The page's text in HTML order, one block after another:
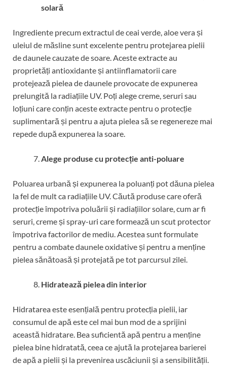
solară
Ingrediente precum extractul de ceai verde, aloe vera și
uleiul de măsline sunt excelente pentru protejarea pielii
de daunele cauzate de soare. Aceste extracte au
proprietăți antioxidante și antiinflamatorii care
protejează pielea de daunele provocate de expunerea
prelungită la radiațiile UV. Poți alege creme, seruri sau
loțiuni care conțin aceste extracte pentru o protecție
suplimentară și pentru a ajuta pielea să se regenereze mai
repede după expunerea la soare.
Alege produse cu protecție anti-poluare
Poluarea urbană și expunerea la poluanți pot dăuna pielea
la fel de mult ca radiațiile UV. Căută produse care oferă
protecție împotriva poluării și radiațiilor solare, cum ar fi
seruri, creme și spray-uri care formează un scut protector
împotriva factorilor de mediu. Acestea sunt formulate
pentru a combate daunele oxidative și pentru a menține
pielea sănătoasă și protejată pe tot parcursul zilei.
Hidratează pielea din interior
Hidratarea este esențială pentru protecția pielii, iar
consumul de apă este cel mai bun mod de a sprijini
această hidratare. Bea suficientă apă pentru a menține
pielea bine hidratată, ceea ce ajută la protejarea barierei
de apă a pielii și la prevenirea uscăciunii și a sensibilității.